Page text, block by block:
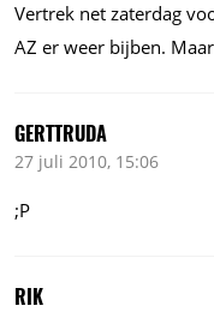
Vertrek net zaterdag
AZ er weer bijben.
GERTTRUDA
27 juli 2010, 15:06
;P
RIK